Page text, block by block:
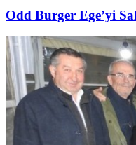
Odd Burger Ege’yi